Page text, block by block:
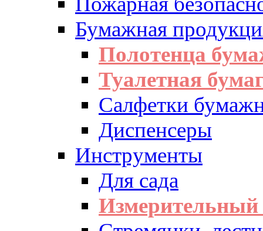
Бумажная
Полотенца
Туалетная
Салфетки
Диспенсеры
Инструменты
Для сада
Измерительный